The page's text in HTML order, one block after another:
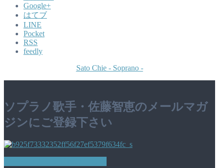
Google+
はてブ
LINE
Pocket
RSS
feedly
Sato Chie - Soprano -
ソプラノ歌手・佐藤智恵のメールマガ
ジンにご登録下さい